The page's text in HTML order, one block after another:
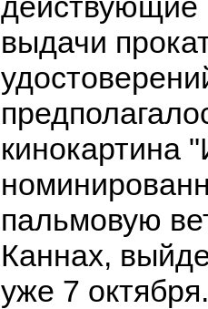
выдачи
кинокартина
пальмовую
Каннах,
уже 7 октября.